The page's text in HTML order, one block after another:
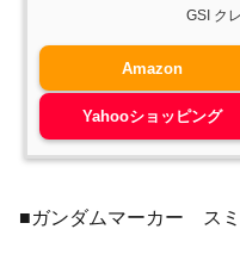
GSI ク
Amazon
Yahooショッピング
■ガンダムマーカー ス